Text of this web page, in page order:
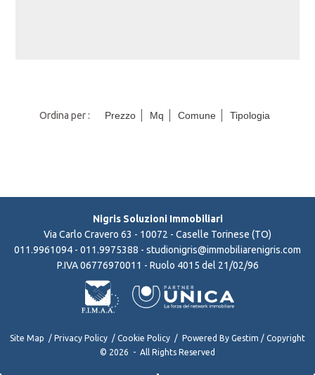
Ordina per : Prezzo Mq Comune Tipologia
Nigris Soluzioni Immobiliari
Via Carlo Cravero 63 - 10072 - Caselle Torinese (TO)
011.9961094 - 011.9975388 - studionigris@immobiliarenigris.com
P.IVA 06776970011 - Ruolo 4015 del 21/02/96
Site Map / Privacy Policy / Cookie Policy / Powered By Gestim / Copyright
© 2026 - All Rights Reserved